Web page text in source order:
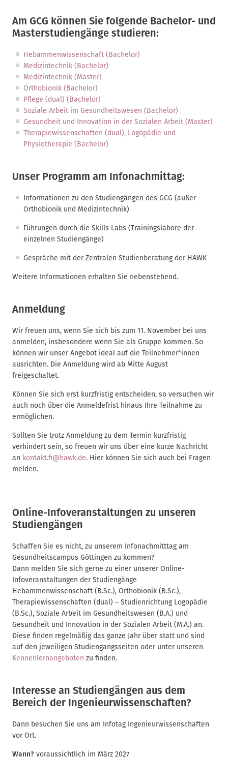
Am GCG können Sie folgende Bachelor- und
Masterstudiengänge studieren:
Hebammenwissenschaft (Bachelor)
Medizintechnik (Bachelor)
Medizintechnik (Master)
Orthobionik (Bachelor)
Pflege (dual) (Bachelor)
Soziale Arbeit im Gesundheitswesen (Bachelor)
Gesundheit und Innovation in der Sozialen Arbeit (Master)
Therapiewissenschaften (dual), Logopädie und
Physiotherapie (Bachelor)
Unser Programm am Infonachmittag:
Informationen zu den Studiengängen des GCG (außer
Orthobionik und Medizintechnik)
Führungen durch die Skills Labs (Trainingslabore der
einzelnen Studiengänge)
Gespräche mit der Zentralen Studienberatung der HAWK
Weitere Informationen erhalten Sie nebenstehend.
Anmeldung
Wir freuen uns, wenn Sie sich bis zum 11. November bei uns
anmelden, insbesondere wenn Sie als Gruppe kommen. So
können wir unser Angebot ideal auf die Teilnehmer*innen
ausrichten. Die Anmeldung wird ab Mitte August
freigeschaltet.
Können Sie sich erst kurzfristig entscheiden, so versuchen wir
auch noch über die Anmeldefrist hinaus Ihre Teilnahme zu
ermöglichen.
Sollten Sie trotz Anmeldung zu dem Termin kurzfristig
verhindert sein, so freuen wir uns über eine kurze Nachricht
an kontakt.fi@hawk.de. Hier können Sie sich auch bei Fragen
melden.
Online-Infoveranstaltungen zu unseren
Studiengängen
Schaffen Sie es nicht, zu unserem Infonachmitttag am
Gesundheitscampus Göttingen zu kommen?
Dann melden Sie sich gerne zu einer unserer Online-
Infoveranstaltungen der Studiengänge
Hebammenwissenschaft (B.Sc.), Orthobionik (B.Sc.),
Therapiewissenschaften (dual) – Studienrichtung Logopädie
(B.Sc.), Soziale Arbeit im Gesundheitswesen (B.A.) und
Gesundheit und Innovation in der Sozialen Arbeit (M.A.) an.
Diese finden regelmäßig das ganze Jahr über statt und sind
auf den jeweiligen Studiengangsseiten oder unter unseren
Kennenlernangeboten zu finden.
Interesse an Studiengängen aus dem
Bereich der Ingenieurwissenschaften?
Dann besuchen Sie uns am Infotag Ingenieurwissenschaften
vor Ort.
Wann? voraussichtlich im März 2027